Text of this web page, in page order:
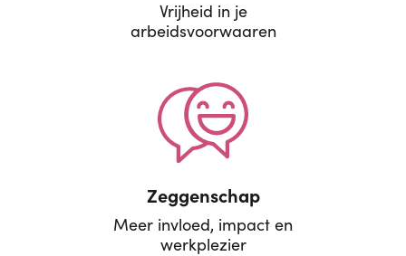
Vrijheid in je
arbeidsvoorwaaren
Zeggenschap
Meer invloed, impact en
werkplezier